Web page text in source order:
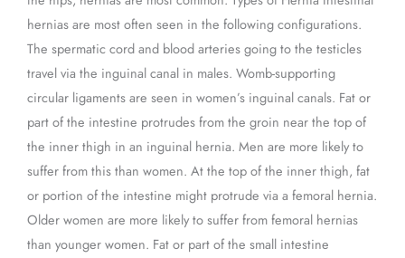
hernias are most often seen in the following configurations.
The spermatic cord and blood arteries going to the testicles
travel via the inguinal canal in males. Womb-supporting
circular ligaments are seen in women’s inguinal canals. Fat or
part of the intestine protrudes from the groin near the top of
the inner thigh in an inguinal hernia. Men are more likely to
suffer from this than women. At the top of the inner thigh, fat
or portion of the intestine might protrude via a femoral hernia.
Older women are more likely to suffer from femoral hernias
than younger women. Fat or part of the small intestine